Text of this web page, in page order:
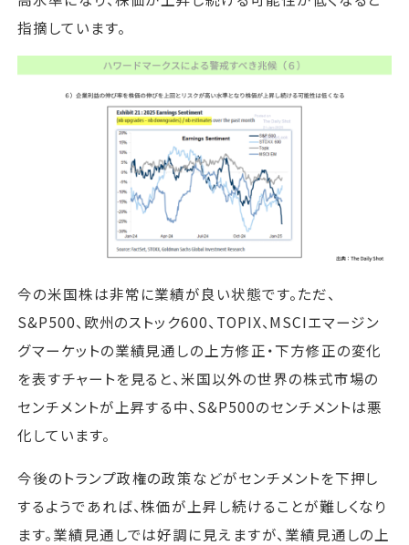
指摘しています。
今の米国株は非常に業績が良い状態です。ただ、
S&P500、欧州のストック600、TOPIX、MSCIエマージン
グマーケットの業績見通しの上方修正・下方修正の変化
を表すチャートを見ると、米国以外の世界の株式市場の
センチメントが上昇する中、S&P500のセンチメントは悪
化しています。
今後のトランプ政権の政策などがセンチメントを下押し
するようであれば、株価が上昇し続けることが難しくなり
ます。業績見通しでは好調に見えますが、業績見通しの上